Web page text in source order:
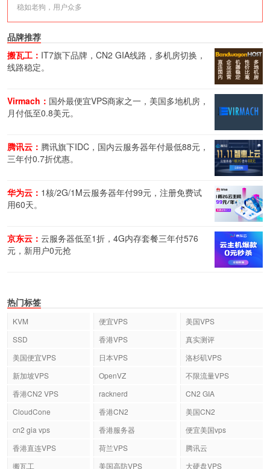
稳如老狗，用户众多
品牌推荐
搬瓦工： IT7旗下品牌，CN2 GIA线路，多机房切换，
线路稳定。
Virmach： 国外最便宜VPS商家之一，美国多地机房，
月付低至0.8美元。
腾讯云： 腾讯旗下IDC，国内云服务器年付最低88元，
三年付0.7折优惠。
华为云： 1核/2G/1M云服务器年付99元，注册免费试
用60天。
京东云： 云服务器低至1折，4G内存套餐三年付576
元，新用户0元抢
热门标签
KVM 便宜VPS
美国VPS
SSD
香港VPS
真实测评
美国便宜VPS
日本VPS
洛杉矶VPS
新加坡VPS
OpenVZ
不限流量VPS
香港CN2 VPS
racknerd
CN2 GIA
CloudCone
香港CN2
美国CN2
cn2 gia vps
香港服务器
便宜美国vps
香港直连VPS
荷兰VPS
腾讯云
搬瓦工
美国高防VPS
大硬盘VPS